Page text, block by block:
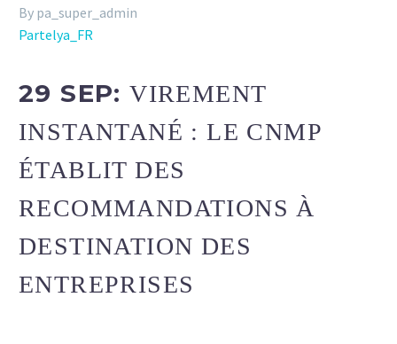
By pa_super_admin
Partelya_FR
29 SEP:VIREMENT
INSTANTANÉ : LE CNMP
ÉTABLIT DES
RECOMMANDATIONS À
DESTINATION DES
ENTREPRISES